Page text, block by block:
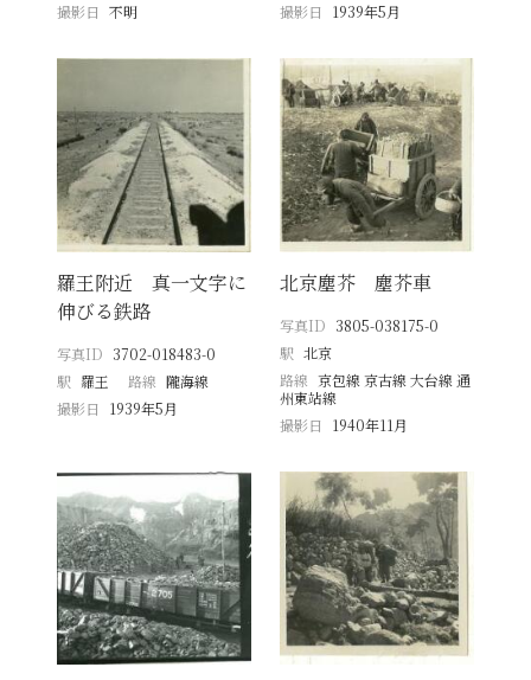
撮影日
不明
撮影日
1939年5月
羅王附近 真一文字に
伸びる鉄路
写真ID 3702-018483-0
駅 羅王 路線 隴海線
撮影日
1939年5月
北京塵芥 塵芥車
写真ID 3805-038175-0
駅 北京
路線 京包線 京古線 大台線 通
州東站線
撮影日
1940年11月